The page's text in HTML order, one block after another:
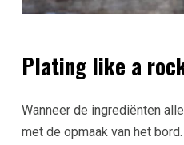
Plating like a
Wanneer de ingrediënten
met de opmaak van het bord.